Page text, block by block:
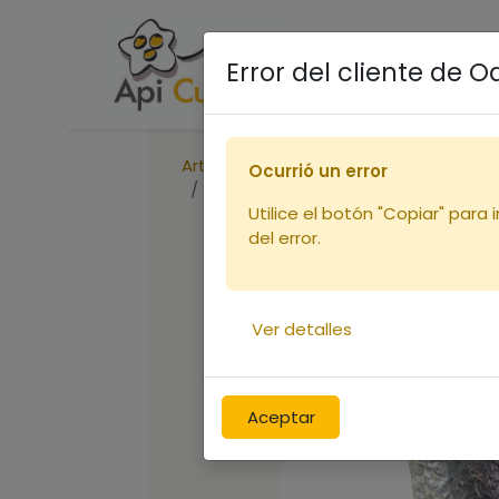
Accueil Boutique
Articles
Error del cliente de
Aceptar
Ocurrió un error
Utilice el botón "Copiar" para
del error.
Ver detalles